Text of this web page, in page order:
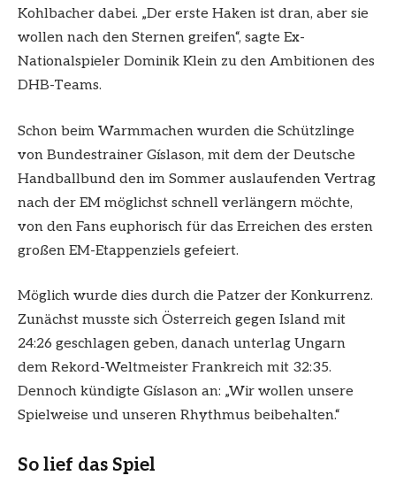
Kohlbacher dabei. „Der erste Haken ist dran, aber sie
wollen nach den Sternen greifen“, sagte Ex-
Nationalspieler Dominik Klein zu den Ambitionen des
DHB-Teams.
Schon beim Warmmachen wurden die Schützlinge
von Bundestrainer Gíslason, mit dem der Deutsche
Handballbund den im Sommer auslaufenden Vertrag
nach der EM möglichst schnell verlängern möchte,
von den Fans euphorisch für das Erreichen des ersten
großen EM-Etappenziels gefeiert.
Möglich wurde dies durch die Patzer der Konkurrenz.
Zunächst musste sich Österreich gegen Island mit
24:26 geschlagen geben, danach unterlag Ungarn
dem Rekord-Weltmeister Frankreich mit 32:35.
Dennoch kündigte Gíslason an: „Wir wollen unsere
Spielweise und unseren Rhythmus beibehalten.“
So lief das Spiel